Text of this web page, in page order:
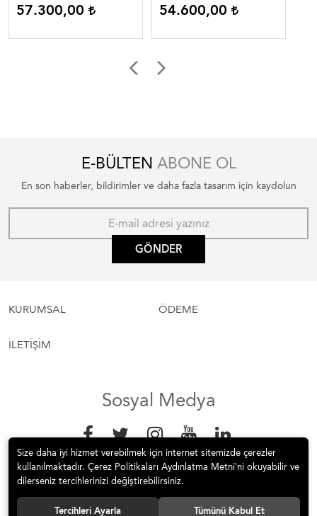
57.300,00 54.600,00
E-BÜLTEN ABONE OL
En son haberler, bildirimler ve daha fazla tasarım için kaydolun
GÖNDER
KURUMSAL ÖDEME
İLETİŞİM
Sosyal Medya
Size daha iyi hizmet verebilmek için internet sitemizde çerezler
kullanılmaktadır. Çerez Politikaları Aydınlatma Metni’ni okuyabilir ve
dilerseniz tercihlerinizi değiştirebilirsiniz.
Tercihleri Ayarla Tümünü Kabul Et